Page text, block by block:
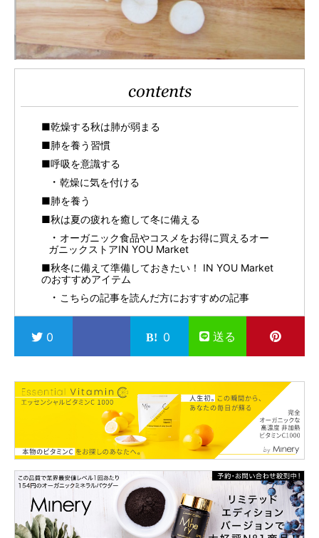
contents
■乾燥する秋は肺が弱まる
■肺を養う習慣
■呼吸を意識する
乾燥に気を付ける
■肺を養う
■秋は夏の疲れを癒して冬に備える
オーガニック食品やコスメをお得に買えるオー
ガニックストアIN YOU Market
■秋冬に備えて準備しておきたい！ IN YOU Market
のおすすめアイテム
こちらの記事を読んだ方におすすめの記事
0 0 送る